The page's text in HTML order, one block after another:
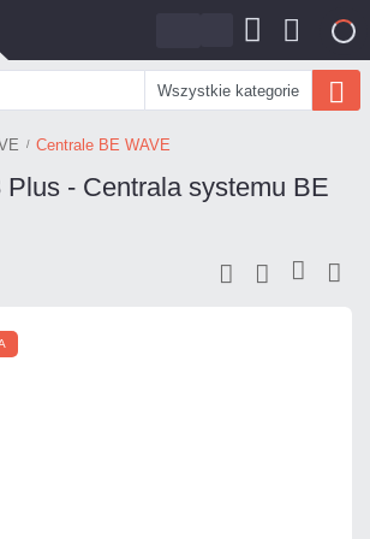
Wszystkie kategorie
Centrale BE WAVE
- Centrala systemu BE